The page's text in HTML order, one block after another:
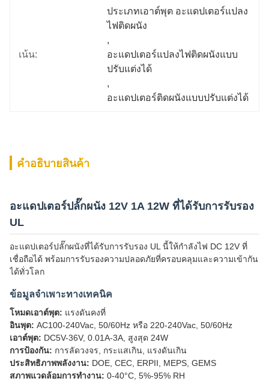
เน้น:
ประเภทเอาต์พุต อะแดปเตอร์แปลง
ไฟติดผนัง
,
อะแดปเตอร์แปลงไฟติดผนังแบบ
ปรับแต่งได้
,
อะแดปเตอร์ติดผนังแบบปรับแต่งได้
คําอธิบายสินค้า
อะแดปเตอร์ปลั๊กผนัง 12V 1A 12W ที่ได้รับการรับรอง
UL
อะแดปเตอร์ปลั๊กผนังที่ได้รับการรับรอง UL นี้ให้กำลังไฟ DC 12V ที่
เชื่อถือได้ พร้อมการรับรองความปลอดภัยที่ครอบคลุมและความเข้ากัน
ได้ทั่วโลก
ข้อมูลจำเพาะทางเทคนิค
โหมดเอาต์พุต: แรงดันคงที่
อินพุต: AC100-240Vac, 50/60Hz หรือ 220-240Vac, 50/60Hz
เอาต์พุต: DC5V-36V, 0.01A-3A, สูงสุด 24W
การป้องกัน: การลัดวงจร, กระแสเกิน, แรงดันเกิน
ประสิทธิภาพพลังงาน: DOE, CEC, ERPII, MEPS, GEMS
สภาพแวดล้อมการทำงาน: 0-40°C, 5%-95% RH